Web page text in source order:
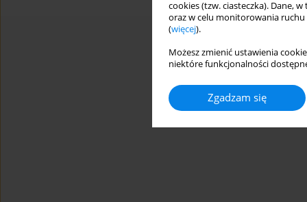
cookies (tzw. ciasteczka). Dane,
oraz w celu monitorowania ruchu
(więcej).
Możesz zmienić ustawienia
niektóre funkcjonalności
Zgadzam się